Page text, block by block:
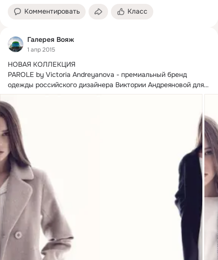
Комментировать Класс
Галерея Вояж
1 апр 2015
НОВАЯ КОЛЛЕКЦИЯ
PAROLE by Victoria Andreyanova - премиальный бренд
одежды российского дизайнера Виктории Андреяновой для
успешных людей,...